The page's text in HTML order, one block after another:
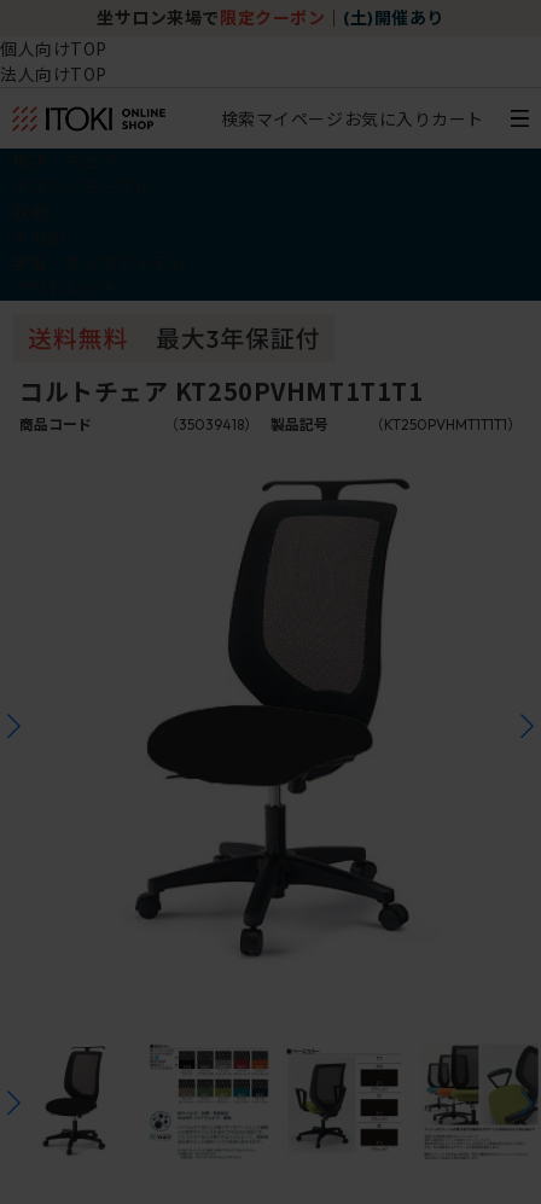
坐サロン来場で 限定クーポン (土)開催あり
個人向けTOP
法人向けTOP
検索マイページ お気に入り カート
コルトチェア KT250PVHMT1T1T1
商品コード （35039418） 製品記号 （KT250PVHMT1T1T1）